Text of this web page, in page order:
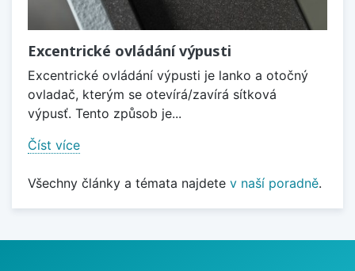
Excentrické ovládání výpusti
Excentrické ovládání výpusti je lanko a otočný
ovladač, kterým se otevírá/zavírá sítková
výpusť. Tento způsob je...
Číst více
Všechny články a témata najdete v naší poradně.